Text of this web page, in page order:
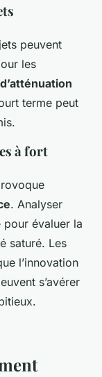
peuvent
les
terme peut
à fort
. Analyser
évaluer la
saturé. Les
l’innovation
s’avérer